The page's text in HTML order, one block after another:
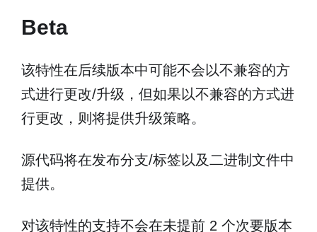
Beta
该特性在后续版本中可能不会以不兼容的方
式进行更改/升级，但如果以不兼容的方式进
行更改，则将提供升级策略。
源代码将在发布分支/标签以及二进制文件中
提供。
对该特性的支持不会在未提前 2 个次要版本